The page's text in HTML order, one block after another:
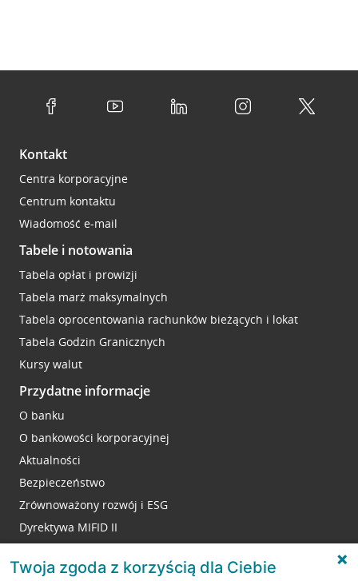
Kontakt
Centra korporacyjne
Centrum kontaktu
Wiadomość e-mail
Tabele i notowania
Tabela opłat i prowizji
Tabela marż maksymalnych
Tabela oprocentowania rachunków bieżących i lokat
Tabela Godzin Granicznych
Kursy walut
Przydatne informacje
O banku
O bankowości korporacyjnej
Aktualności
Bezpieczeństwo
Zrównoważony rozwój i ESG
Dyrektywa MIFID II
Twoja zgoda z korzyścią dla Ciebie